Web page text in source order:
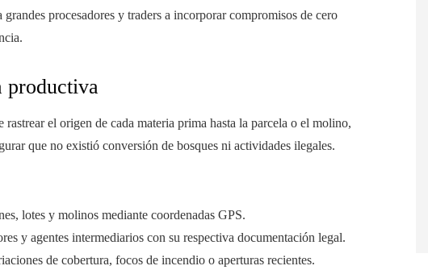
procesadores y traders a incorporar compromisos de cero
productiva
el origen de cada materia prima hasta la parcela o el molino,
que no existió conversión de bosques ni actividades ilegales.
lotes y molinos mediante coordenadas GPS.
y agentes intermediarios con su respectiva documentación legal.
de cobertura, focos de incendio o aperturas recientes.